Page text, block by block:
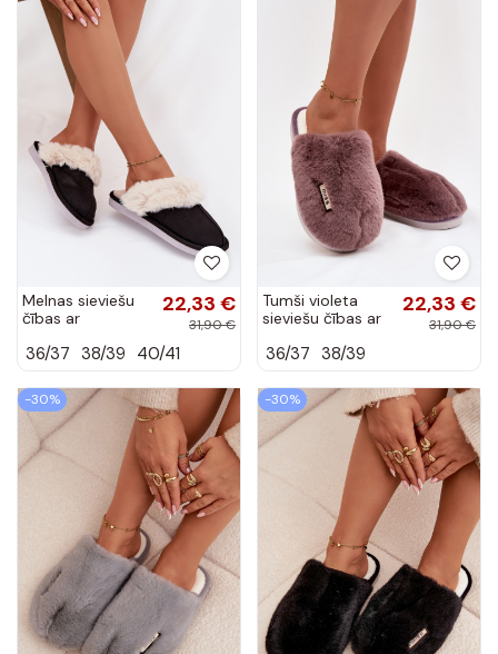
Melnas sieviešu
čības ar
22,33 €
31,90 €
36/37 38/39 40/41
Tumši violeta
sieviešu čības ar
22,33 €
31,90 €
36/37 38/39
-30% -30%